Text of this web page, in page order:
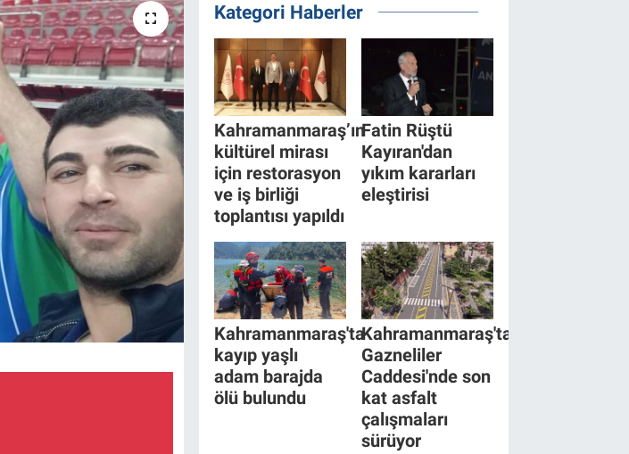
Kategori Haberler
Kahramanmaraş’ın
kültürel mirası
için restorasyon
ve iş birliği
toplantısı yapıldı
Fatin Rüştü
Kayıran'dan
yıkım kararları
eleştirisi
Kahramanmaraş'ta
kayıp yaşlı
adam barajda
ölü bulundu
Kahramanmaraş'ta
Gazneliler
Caddesi'nde son
kat asfalt
çalışmaları
sürüyor